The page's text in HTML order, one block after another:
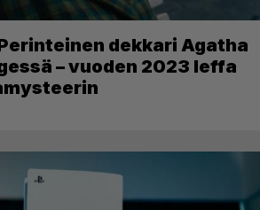
dekkari Agatha
– vuoden 2023 leffa